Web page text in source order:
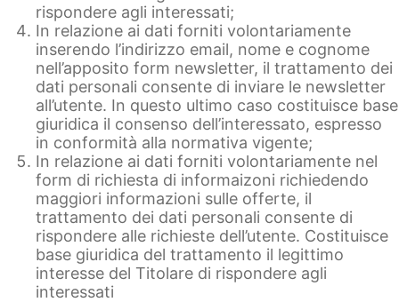
rispondere agli interessati;
In relazione ai dati forniti volontariamente
inserendo l’indirizzo email, nome e cognome
nell’apposito form newsletter, il trattamento dei
dati personali consente di inviare le newsletter
all’utente. In questo ultimo caso costituisce base
giuridica il consenso dell’interessato, espresso
in conformità alla normativa vigente;
In relazione ai dati forniti volontariamente nel
form di richiesta di informaizoni richiedendo
maggiori informazioni sulle offerte, il
trattamento dei dati personali consente di
rispondere alle richieste dell’utente. Costituisce
base giuridica del trattamento il legittimo
interesse del Titolare di rispondere agli
interessati